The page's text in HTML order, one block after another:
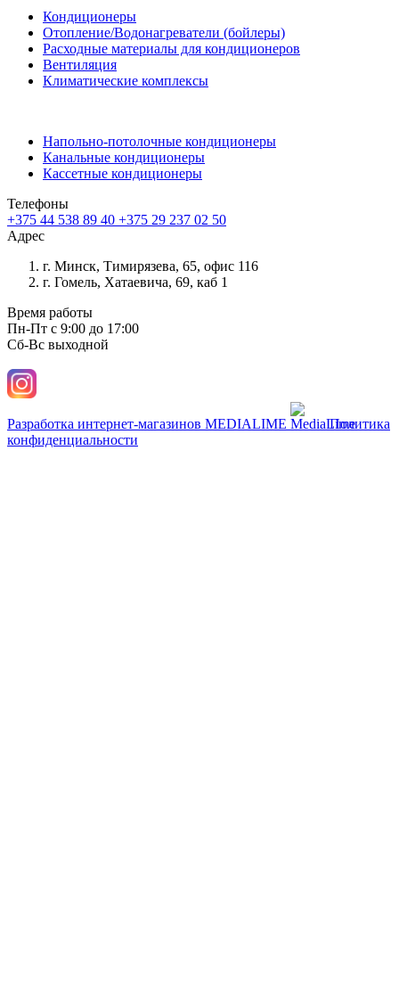
Кондиционеры
Отопление/Водонагреватели (бойлеры)
Расходные материалы для кондиционеров
Вентиляция
Климатические комплексы
Напольно-потолочные кондиционеры
Канальные кондиционеры
Кассетные кондиционеры
Телефоны
+375 44 538 89 40 +375 29 237 02 50
Адрес
г. Минск, Тимирязева, 65, офис 116
г. Гомель, Хатаевича, 69, каб 1
Время работы
Пн-Пт с 9:00 до 17:00
Сб-Вс выходной
Разработка интернет-магазинов MEDIALIME
Политика
конфиденциальности